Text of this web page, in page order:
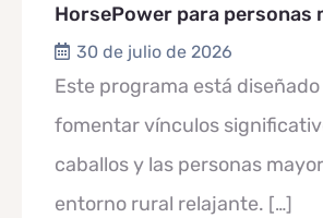
HorsePower para personas
30 de julio de 2026
Este programa está
fomentar vínculos
caballos y las personas
entorno rural relajante. […]